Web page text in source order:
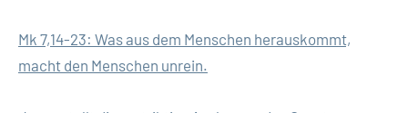
Mk 7,14-23: Was aus dem Menschen herauskommt,
macht den Menschen unrein.